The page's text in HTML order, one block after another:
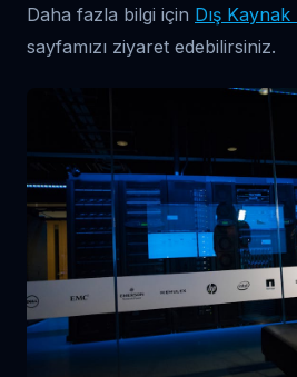
Daha fazla bilgi için Dış
sayfamızı ziyaret edebilirsiniz.